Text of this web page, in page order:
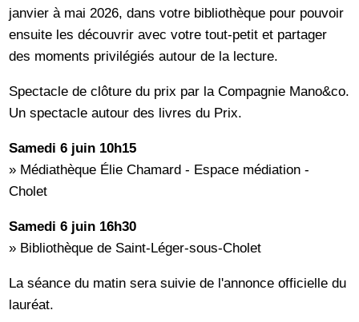
janvier à mai 2026, dans votre bibliothèque pour pouvoir
ensuite les découvrir avec votre tout-petit et partager
des moments privilégiés autour de la lecture.
Spectacle de clôture du prix par la Compagnie Mano&co.
Un spectacle autour des livres du Prix.
Samedi 6 juin 10h15
» Médiathèque Élie Chamard - Espace médiation -
Cholet
Samedi 6 juin 16h30
» Bibliothèque de Saint-Léger-sous-Cholet
La séance du matin sera suivie de l'annonce officielle du
lauréat.